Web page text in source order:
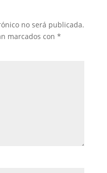
no será publicada.
marcados con *